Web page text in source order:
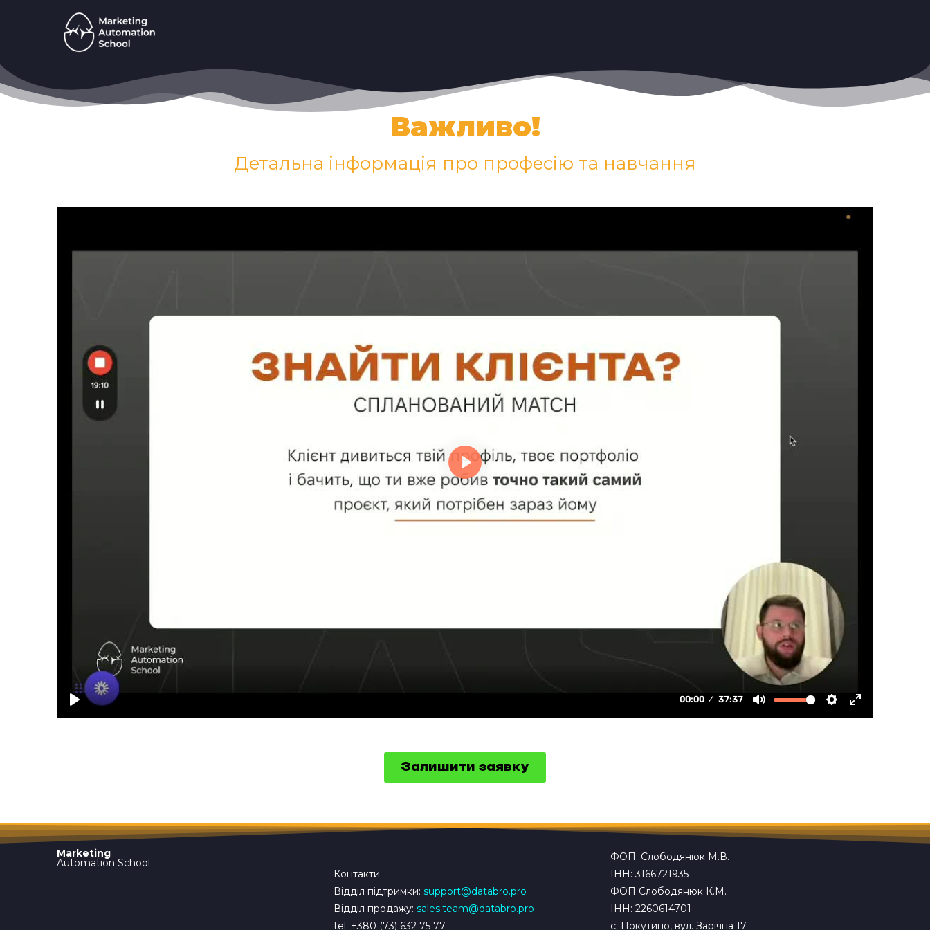
Важливо!
Детальна інформація про професію та навчання
Залишити заявку
Marketing
Automation School
Контакти
Відділ підтримки: support@databro.pro
Відділ продажу: sales.team@databro.pro
tel: +380 (73) 632 75 77
ФОП: Слободянюк М.В.
ІНН: 3166721935
ФОП Слободянюк К.М.
ІНН: 2260614701
с. Покутино, вул. Зарічна 17